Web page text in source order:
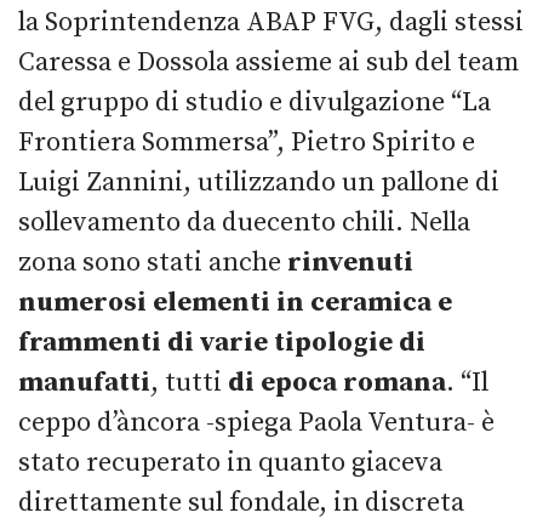
la Soprintendenza ABAP FVG, dagli stessi
Caressa e Dossola assieme ai sub del team
del gruppo di studio e divulgazione “La
Frontiera Sommersa”, Pietro Spirito e
Luigi Zannini, utilizzando un pallone di
sollevamento da duecento chili. Nella
zona sono stati anche rinvenuti
numerosi elementi in ceramica e
frammenti di varie tipologie di
manufatti, tutti di epoca romana. “Il
ceppo d’àncora -spiega Paola Ventura- è
stato recuperato in quanto giaceva
direttamente sul fondale, in discreta